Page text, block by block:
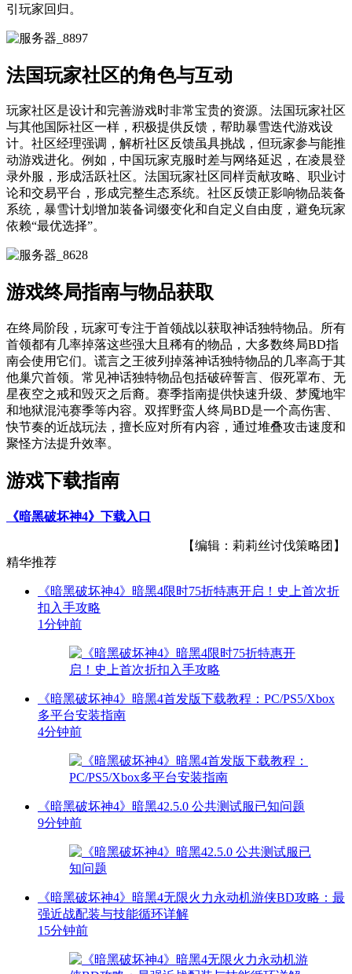
引玩家回归。
法国玩家社区的角色与互动
玩家社区是设计和完善游戏时非常宝贵的资源。法国玩家社区
与其他国际社区一样，积极提供反馈，帮助暴雪迭代游戏设
计。社区经理强调，解析社区反馈虽具挑战，但玩家参与能推
动游戏进化。例如，中国玩家克服时差与网络延迟，在凌晨登
录外服，形成活跃社区。法国玩家社区同样贡献攻略、职业讨
论和交易平台，形成完整生态系统。社区反馈正影响物品装备
系统，暴雪计划增加装备词缀变化和自定义自由度，避免玩家
依赖“最优选择”。
游戏终局指南与物品获取
在终局阶段，玩家可专注于首领战以获取神话独特物品。所有
首领都有几率掉落这些强大且稀有的物品，大多数终局BD指
南会使用它们。谎言之王彼列掉落神话独特物品的几率高于其
他巢穴首领。常见神话独特物品包括破碎誓言、假死罩布、无
星夜空之戒和毁灭之后裔。赛季指南提供快速升级、梦魇地牢
和地狱混沌赛季等内容。双挥野蛮人终局BD是一个高伤害、
快节奏的近战玩法，擅长应对所有内容，通过堆叠攻击速度和
聚怪方法提升效率。
游戏下载指南
《暗黑破坏神4》下载入口
【编辑：莉莉丝讨伐策略团】
精华推荐
《暗黑破坏神4》暗黑4限时75折特惠开启！史上首次折
扣入手攻略
1分钟前
《暗黑破坏神4》暗黑4首发版下载教程：PC/PS5/Xbox
多平台安装指南
4分钟前
《暗黑破坏神4》暗黑42.5.0 公共测试服已知问题
9分钟前
《暗黑破坏神4》暗黑4无限火力永动机游侠BD攻略：最
强近战配装与技能循环详解
15分钟前